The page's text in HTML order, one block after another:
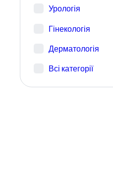
Урологія
Гінекологія
Дерматологія
Всі категорії